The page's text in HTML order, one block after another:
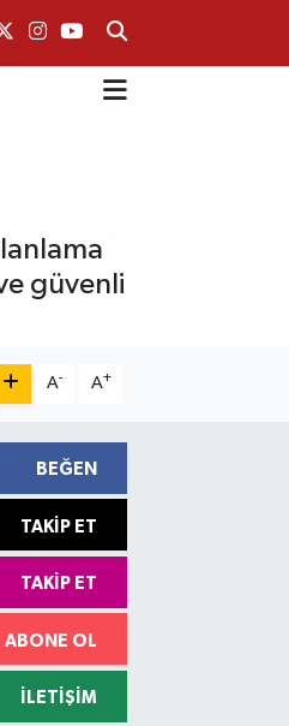
güvenli
A- A+
BEĞEN
TAKIP ET
TAKIP ET
ABONE OL
İLETIŞIM